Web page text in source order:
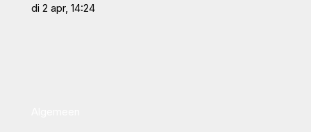
di 2 apr, 14:24